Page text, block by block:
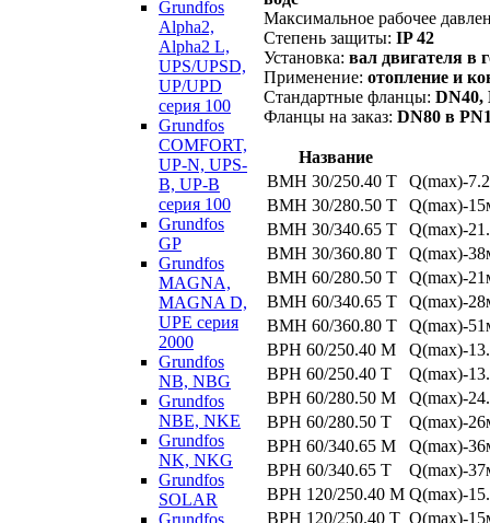
Grundfos
Alpha2,
Alpha2 L,
UPS/UPSD,
UP/UPD
серия 100
Grundfos
COMFORT,
UP-N, UPS-
B, UP-B
серия 100
Grundfos
GP
Grundfos
MAGNA,
MAGNA D,
UPE серия
2000
Grundfos
NB, NBG
Grundfos
NBE, NKE
Grundfos
NK, NKG
Grundfos
SOLAR
Grundfos
Максимальное рабочее
Степень защиты: IP 42
Установка: вал двигателя в
Применение: отопление и
Стандартные фланцы: DN40,
Фланцы на заказ: DN80 в
Название
BMH 30/250.40 T
Q(max)-
BMH 30/280.50 T
Q(max)-
BMH 30/340.65 T
Q(max)-
BMH 30/360.80 T
Q(max)-
BMH 60/280.50 T
Q(max)-
BMH 60/340.65 T
Q(max)-
BMH 60/360.80 T
Q(max)-
BPH 60/250.40 M
Q(max)-
BPH 60/250.40 T
Q(max)-
BPH 60/280.50 M
Q(max)-
BPH 60/280.50 T
Q(max)-
BPH 60/340.65 M
Q(max)-
BPH 60/340.65 T
Q(max)-
BPH 120/250.40 M Q(max)-
BPH 120/250.40 T Q(max)-